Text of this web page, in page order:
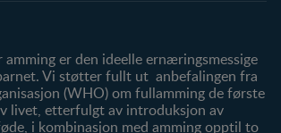
Våre merker
amming er den ideelle ernæringsmessige
Vi støtter fullt ut anbefalingen fra
(WHO) om fullamming de første
livet, etterfulgt av introduksjon av
i kombinasjon med amming opptil to